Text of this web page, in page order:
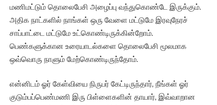
மணிமட்டும் தொலைபேசி அழைப்பு வந்துகொண்டே இருக்கும்.
அதிக நாட்களில் நாங்கள் ஒரு வேளை மட்டுமே இரவுநேரச்
சாப்பாட்டை மட்டுமே உட்கொண்டிருக்கின்றோம்.
பெண்களுக்கான உரையாடல்களை தொலைபேசி மூலமாக
ஒவ்வொரு நாளும் மேற்கொண்டிருந்தோம்.
என்னிடம் ஓர் கேள்வியை நிருபர் கேட்டிருந்தார், நீங்கள் ஓர்
குடும்பப்பெண்மணி இரு பிள்ளைகளின் தாயார், இவ்வாறான